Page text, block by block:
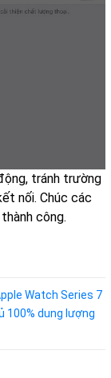
tránh trường
nối. Chúc các
thành công.
Watch Series 7
100% dung lượng